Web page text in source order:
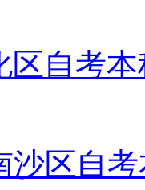
区自考
沙区自